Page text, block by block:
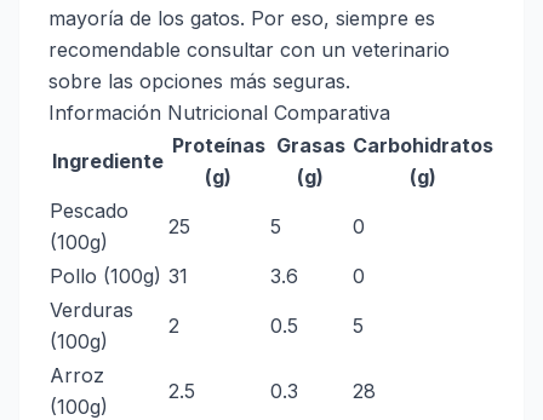
mayoría de los gatos. Por eso, siempre es
recomendable consultar con un veterinario
sobre las opciones más seguras.
Información Nutricional Comparativa
Ingrediente
Proteínas
(g)
Grasas
(g)
Carbohidratos
(g)
Pescado
(100g)
25 5 0
Pollo (100g) 31 3.6
0
Verduras
(100g)
2 0.5 5
Arroz
(100g)
2.5 0.3
28